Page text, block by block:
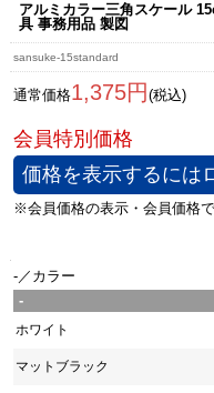
アルミカラー三角スケール
具 事務用品 製図
sansuke-15standard
通常価格1,375円 (税込)
価格を表示するには
-／カラー
-
ホワイト
マットブラック